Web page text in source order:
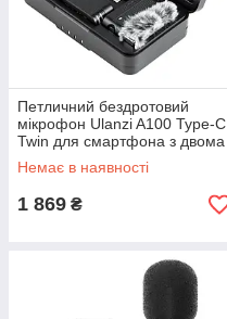
Петличний бездротовий
мікрофон Ulanzi A100 Type-C
Twin для смартфона з двома
мікрофонами
Немає в наявності
1 869 ₴